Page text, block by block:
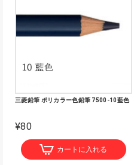
三菱鉛筆 ポリカラー色鉛筆 7500-10藍色
¥80
カートに入れる